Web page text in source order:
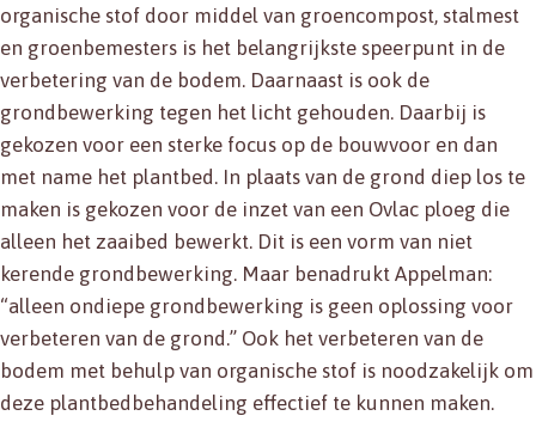
organische stof door middel van groencompost, stalmest
en groenbemesters is het belangrijkste speerpunt in de
verbetering van de bodem. Daarnaast is ook de
grondbewerking tegen het licht gehouden. Daarbij is
gekozen voor een sterke focus op de bouwvoor en dan
met name het plantbed. In plaats van de grond diep los te
maken is gekozen voor de inzet van een Ovlac ploeg die
alleen het zaaibed bewerkt. Dit is een vorm van niet
kerende grondbewerking. Maar benadrukt Appelman:
“alleen ondiepe grondbewerking is geen oplossing voor
verbeteren van de grond.” Ook het verbeteren van de
bodem met behulp van organische stof is noodzakelijk om
deze plantbedbehandeling effectief te kunnen maken.